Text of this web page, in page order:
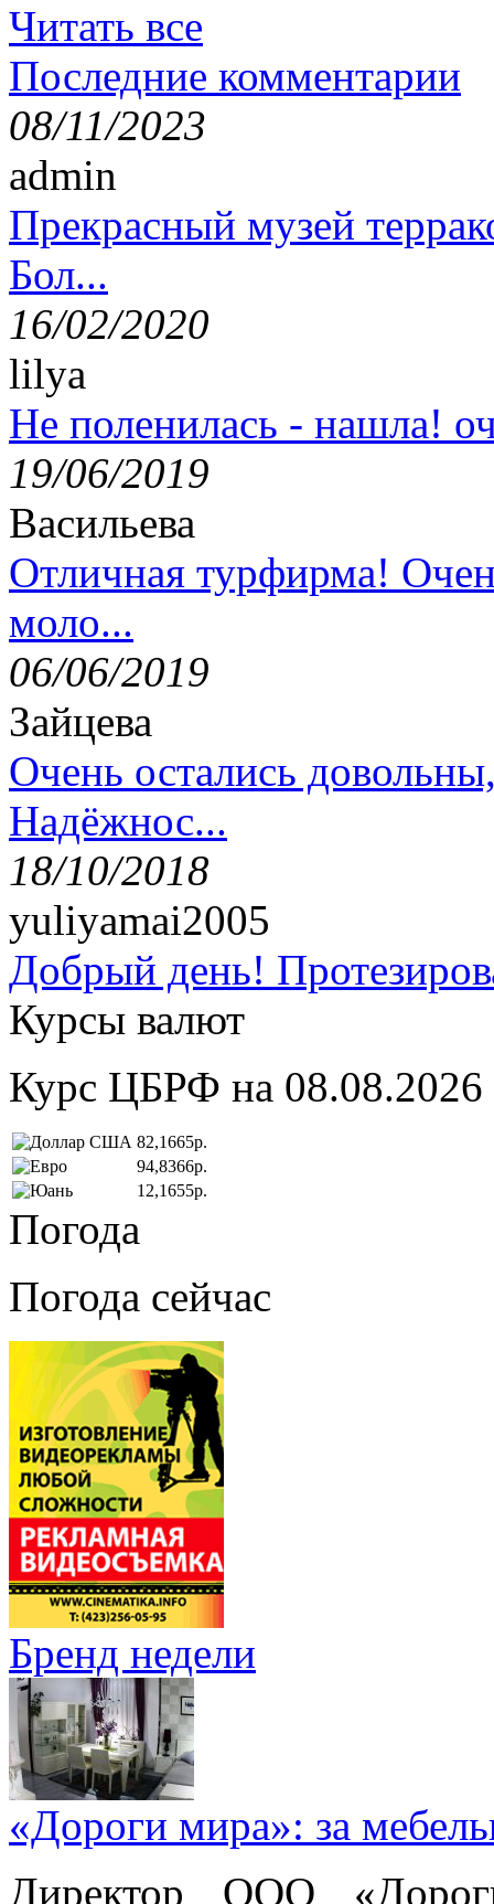
Читать все
Последние комментарии
08/11/2023
admin
Прекрасный музей
Бол...
16/02/2020
lilya
Не поленилась - нашла!
19/06/2019
Васильева
Отличная турфирма!
моло...
06/06/2019
Зайцева
Очень остались
Надёжнос...
18/10/2018
yuliyamai2005
Добрый день!
Курсы валют
Курс ЦБРФ на 08.08.2026
82,1665р.
94,8366р.
12,1655р.
Погода
Погода сейчас
Бренд недели
«Дороги мира»: за
Директор ООО